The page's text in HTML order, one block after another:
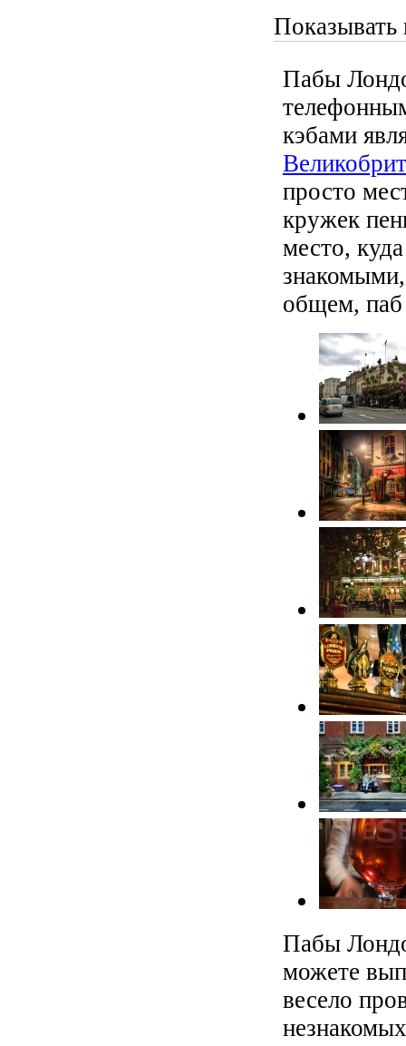
Показывать
Пабы
кэбами
просто
кружек
место,
общем, паб
Пабы
можете
весело